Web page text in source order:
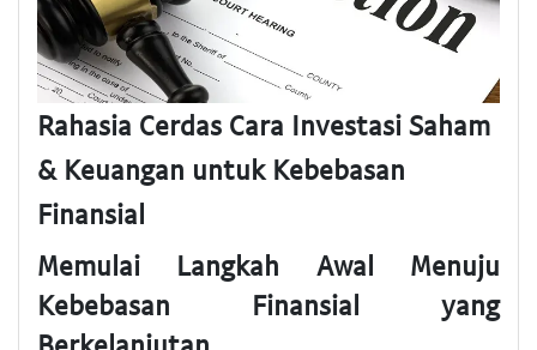
Rahasia Cerdas Cara Investasi Saham
& Keuangan untuk Kebebasan
Finansial
Memulai Langkah Awal Menuju
Kebebasan Finansial yang